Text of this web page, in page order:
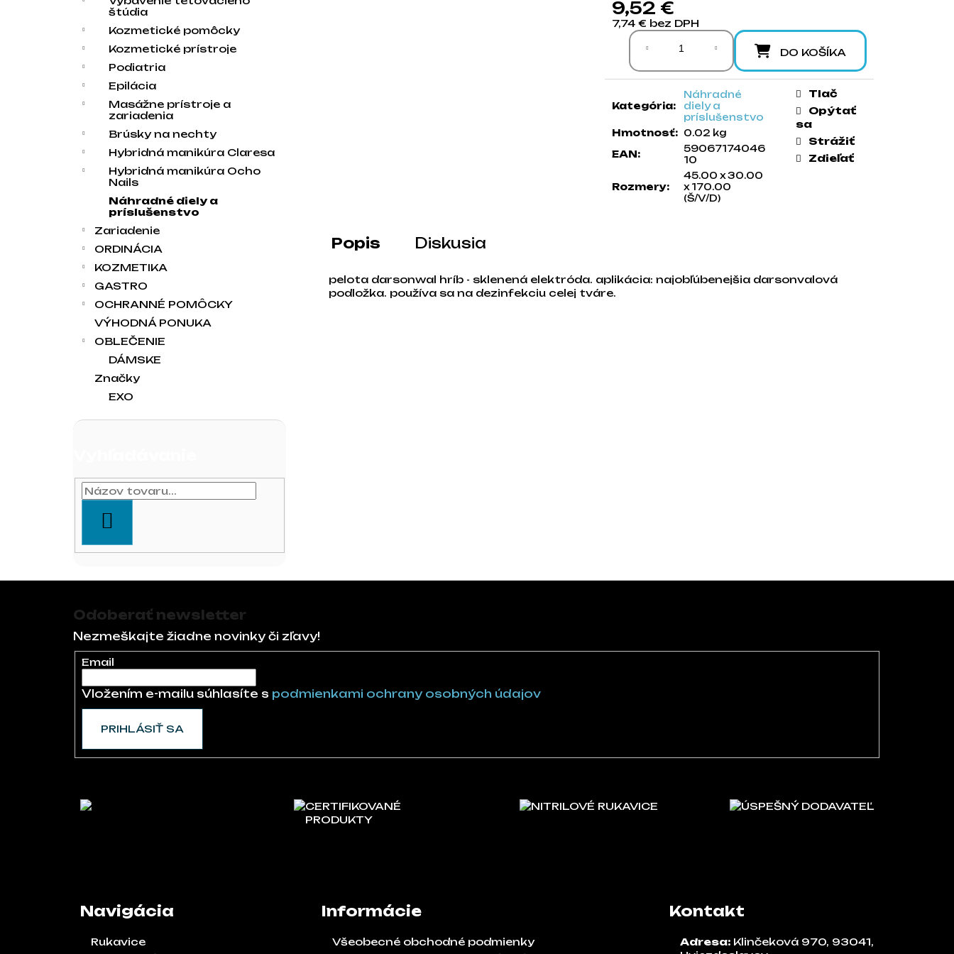
štúdia
Kozmetické pomôcky
Kozmetické prístroje
Podiatria
Epilácia
Masážne prístroje a
zariadenia
Brúsky na nechty
Hybridná manikúra Claresa
Hybridná manikúra Ocho
Nails
Náhradné diely a
príslušenstvo
Zariadenie
ORDINÁCIA
KOZMETIKA
GASTRO
OCHRANNÉ POMÔCKY
VÝHODNÁ PONUKA
OBLEČENIE
DÁMSKE
Značky
EXO
9,52 €
7,74 € bez DPH
Jednotková cena:
DO KOŠÍKA
Kategória:
Náhradné
diely a
príslušenstvo
Hmotnosť: 0.02 kg
EAN:
59067174046
10
Rozmery:
45.00 x 30.00
x 170.00
(Š/V/D)
Tlač
Opýtať
sa
Strážiť
Zdieľať
Popis Diskusia
pelota darsonwal hríb - sklenená elektróda. aplikácia: najobľúbenejšia darsonvalová
podložka. používa sa na dezinfekciu celej tváre.
Odoberať newsletter
Nezmeškajte žiadne novinky či zľavy!
Email
Vložením e-mailu súhlasíte s podmienkami ochrany osobných údajov
PRIHLÁSIŤ SA
CERTIFIKOVANÉ
PRODUKTY
NITRILOVÉ RUKAVICE ÚSPEŠNÝ DODAVATEĽ
Navigácia
Rukavice
Informácie
Všeobecné obchodné podmienky
Kontakt
Adresa: Klinčeková 970, 93041,